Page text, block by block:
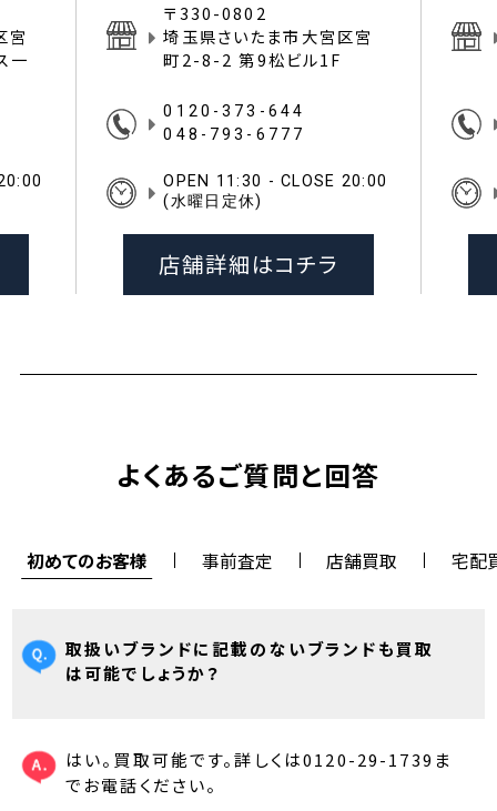
宮
一
〒330-0802
埼玉県さいたま市大宮区宮
町2-8-2 第9松ビル1F
0120-373-644
048-793-6777
OPEN 11:30 - CLOSE 20:00
(水曜日定休)
店舗詳細はコチラ
よくあるご質問と回答
初めてのお客様 事前査定 店舗買取 宅配
取扱いブランドに記載のないブランドも買取
は可能でしょうか？
はい。買取可能です。詳しくは0120-29-1739ま
でお電話ください。